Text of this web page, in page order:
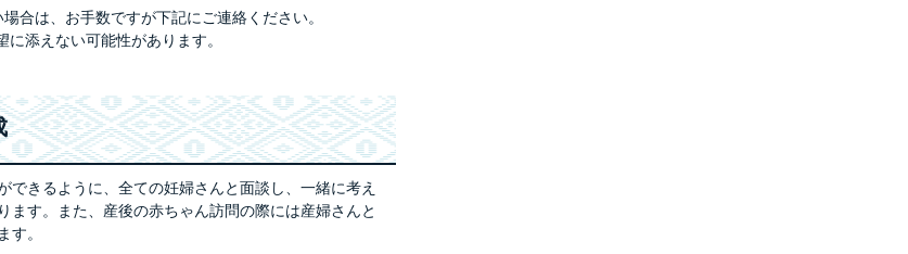
合は、お手数ですが下記にご連絡ください。
添えない可能性があります。
きるように、全ての妊婦さんと面談し、一緒に考え
す。また、産後の赤ちゃん訪問の際には産婦さんと
す。